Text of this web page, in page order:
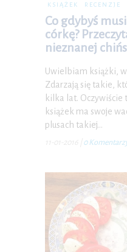
KSIĄŻEK RECENZJE
Co gdybyś
córkę?
nieznanej
Uwielbiam książki,
Zdarzają się takie,
kilka lat.
książek ma swoje
plusach takiej…
11-01-2016 0